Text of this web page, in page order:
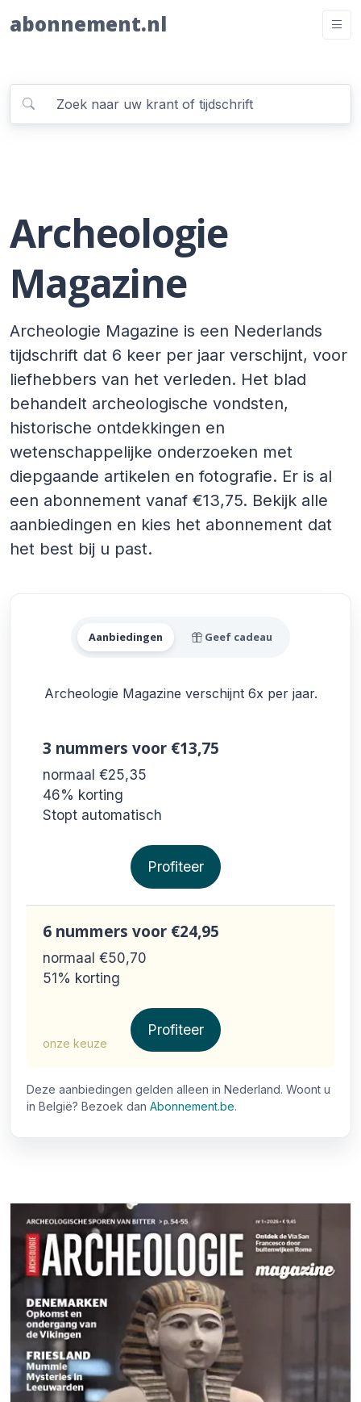
abonnement.nl
Archeologie
Magazine
Archeologie Magazine is een Nederlands
tijdschrift dat 6 keer per jaar verschijnt, voor
liefhebbers van het verleden. Het blad
behandelt archeologische vondsten,
historische ontdekkingen en
wetenschappelijke onderzoeken met
diepgaande artikelen en fotografie. Er is al
een abonnement vanaf €13,75. Bekijk alle
aanbiedingen en kies het abonnement dat
het best bij u past.
Alle Archeologie Magazine
Aanbiedingen Geef cadeau
Archeologie Magazine verschijnt 6x per jaar.
3 nummers voor €13,75
normaal €25,35
46% korting
Stopt automatisch
Profiteer
onze keuze
6 nummers voor €24,95
normaal €50,70
51% korting
Profiteer
Deze aanbiedingen gelden alleen in Nederland. Woont u
in België? Bezoek dan Abonnement.be.